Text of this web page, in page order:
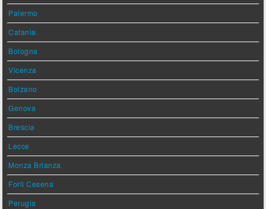
Palermo
Catania
Bologna
Vicenza
Bolzano
Genova
Brescia
Lecce
Monza Brianza
Forlì Cesena
Perugia